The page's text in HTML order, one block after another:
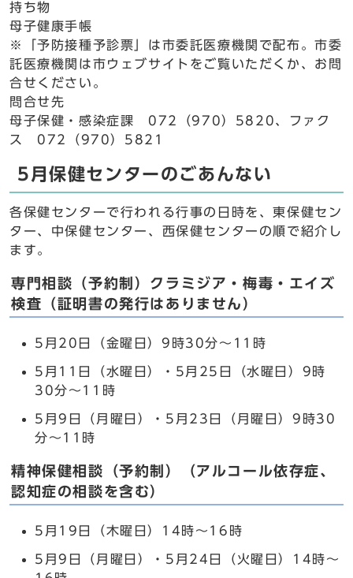
持ち物
母子健康手帳
※「予防接種予診票」は市委託医療機関で配布。市委
託医療機関は市ウェブサイトをご覧いただくか、お問
合せください。
問合せ先
母子保健・感染症課 072（970）5820、ファク
ス 072（970）5821
5月保健センターのごあんない
各保健センターで行われる行事の日時を、東保健セン
ター、中保健センター、西保健センターの順で紹介し
ます。
専門相談（予約制）クラミジア・梅毒・エイズ
検査（証明書の発行はありません）
5月20日（金曜日）9時30分～11時
5月11日（水曜日）・5月25日（水曜日）9時
30分～11時
5月9日（月曜日）・5月23日（月曜日）9時30
分～11時
精神保健相談（予約制）（アルコール依存症、
認知症の相談を含む）
5月19日（木曜日）14時～16時
5月9日（月曜日）・5月24日（火曜日）14時～